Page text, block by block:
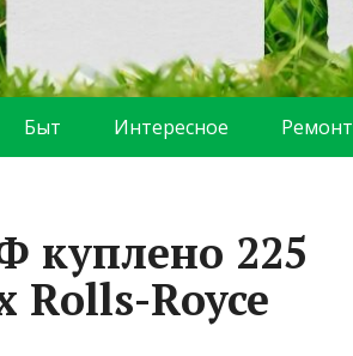
Быт Интересное Ремонт
куплено 225
Rolls-Royce